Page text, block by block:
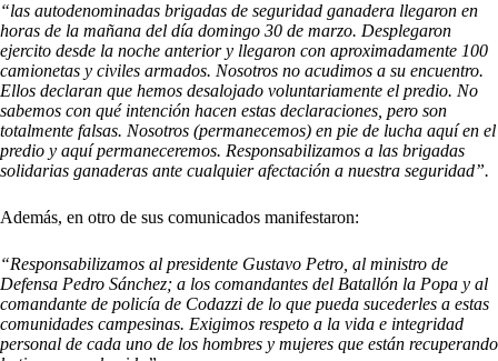
“las autodenominadas brigadas de seguridad ganadera llegaron en
horas de la mañana del día domingo 30 de marzo. Desplegaron
ejercito desde la noche anterior y llegaron con aproximadamente 100
camionetas y civiles armados. Nosotros no acudimos a su encuentro.
Ellos declaran que hemos desalojado voluntariamente el predio. No
sabemos con qué intención hacen estas declaraciones, pero son
totalmente falsas. Nosotros (permanecemos) en pie de lucha aquí en el
predio y aquí permaneceremos. Responsabilizamos a las brigadas
solidarias ganaderas ante cualquier afectación a nuestra seguridad”.
Además, en otro de sus comunicados manifestaron:
“Responsabilizamos al presidente Gustavo Petro, al ministro de
Defensa Pedro Sánchez; a los comandantes del Batallón la Popa y al
comandante de policía de Codazzi de lo que pueda sucederles a estas
comunidades campesinas. Exigimos respeto a la vida e integridad
personal de cada uno de los hombres y mujeres que están recuperando